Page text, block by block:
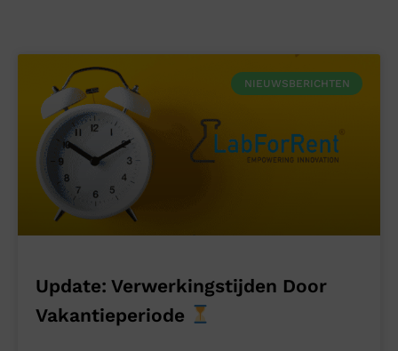
NIEUWSBERICHTEN
Update: Verwerkingstijden Door
Vakantieperiode